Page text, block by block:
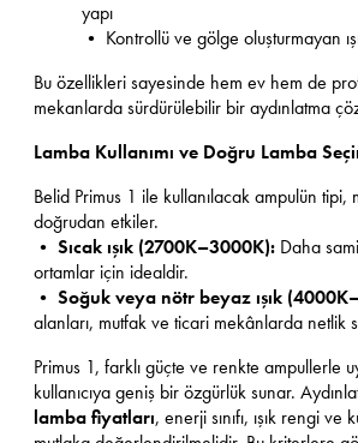
yapı
• Kontrollü ve gölge oluşturmayan
Bu özellikleri sayesinde hem ev hem de
mekanlarda sürdürülebilir bir aydınlatma
Lamba Kullanımı ve Doğru Lamba
Belid Primus 1 ile kullanılacak ampulün tipi,
doğrudan etkiler.
• Sıcak ışık (2700K–3000K): Daha
ortamlar için idealdir.
• Soğuk veya nötr beyaz ışık
alanları, mutfak ve ticari mekânlarda netlik
Primus 1, farklı güçte ve renkte ampullerle
kullanıcıya geniş bir özgürlük sunar.
lamba fiyatları, enerji sınıfı, ışık rengi ve